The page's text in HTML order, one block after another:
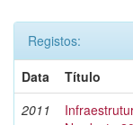
Registos:
Data
Título
2011